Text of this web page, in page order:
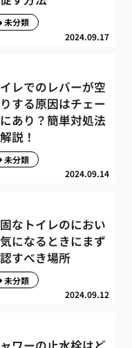
2024.09.17
未分類
イレでのレバーが空
する原因はチェー
あり？簡単対処法
説！
2024.09.14
未分類
なトイレのにおい
になるときにまず
すべき場所
2024.09.12
未分類